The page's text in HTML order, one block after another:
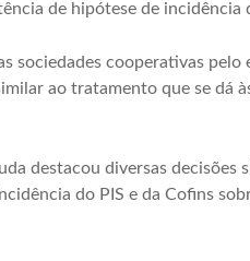
de hipótese de incidência
sociedades cooperativas
ao tratamento que se dá
destacou diversas decisões
do PIS e da Cofins